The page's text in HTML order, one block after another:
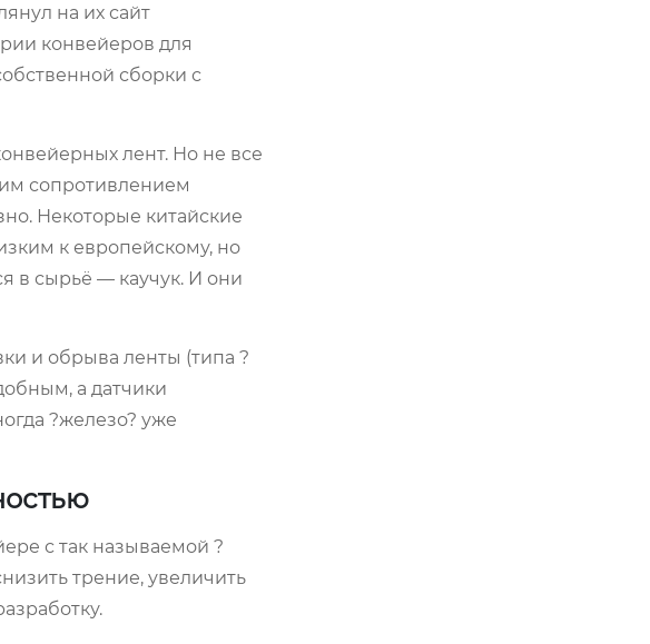
на их сайт
конвейеров для
сборки с
лент. Но не все
сопротивлением
Некоторые китайские
к европейскому, но
в сырьё — каучук. И они
и обрыва ленты (типа ?
а датчики
?железо? уже
с так называемой ?
трение, увеличить